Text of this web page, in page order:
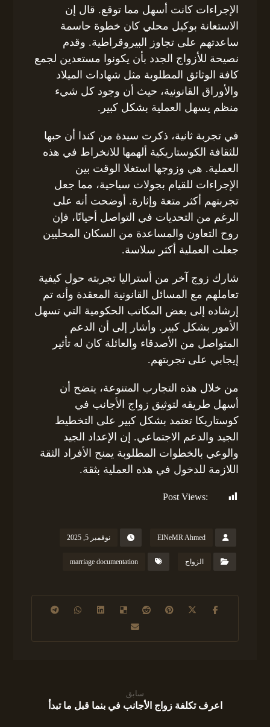
الإجراءات كانت أسهل مما توقع. قال إن
الاستعانة بوكيل محلي كان خطوة حاسمة
ساعدتهم على تجاوز البيروقراطية. وقدم
نصيحة للأزواج الجدد بأن يكونوا مستعدين لجمع
كافة الوثائق المطلوبة مثل شهادات الميلاد
والأوراق القانونية، حيث أن وجود كل شيء
منظم يسهل العملية بشكل كبير.
في تجربة ثانية، ذكرت سيدة من كندا أن حبها
للثقافة الكوستاريكية ألهمها للانخراط في هذه
العملية. هي وزوجها استغلا الوقت بين
الإجراءات للقيام بجولات سياحية، مما جعل
تجربتهم أكثر متعة وإثارة. أوضحت أنه على
الرغم من التحديات في التواصل أحيانًا، فإن
روح التعاون والمساعدة من السكان المحليين
جعلت العملية أكثر سلاسة.
شارك زوج آخر من أستراليا تجربته حول كيفية
تعاملهم مع المسائل القانونية المعقدة وأنه تم
إرشاده إلى بعض المكاتب الحكومية التي تسهل
الأمور بشكل كبير. وأشار إلى أن الدعم
المتواصل من الأصدقاء والعائلة كان له تأثير
إيجابي على تجربتهم.
من خلال هذه التجارب المتنوعة، يتضح أن
أسهل طريقه لتوثيق زواج الأجانب في
كوستاريكا تعتمد بشكل كبير على التخطيط
الجيد والدعم الاجتماعي. إن الإعداد الجيد
والوعي بالخطوات المطلوبة يمنح الأفراد الثقة
اللازمة للدخول في هذه العملية بثقة.
Post Views:
ElNeMR Ahmed نوفمبر 5, 2025
الزواج marriage documentation
سابق
اعرف تكلفة زواج الأجانب في بنما قبل ما تبدأ